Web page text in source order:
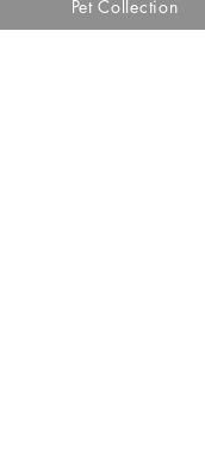
Pet Collection